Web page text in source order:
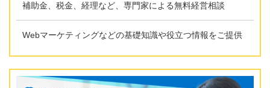
補助金、税金、経理など、専門家による無料経営相談
Webマーケティングなどの基礎知識や役立つ情報をご提供